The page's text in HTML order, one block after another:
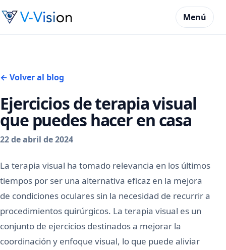
Menú
← Volver al blog
Ejercicios de terapia visual
que puedes hacer en casa
22 de abril de 2024
La terapia visual ha tomado relevancia en los últimos
tiempos por ser una alternativa eficaz en la mejora
de condiciones oculares sin la necesidad de recurrir a
procedimientos quirúrgicos. La terapia visual es un
conjunto de ejercicios destinados a mejorar la
coordinación y enfoque visual, lo que puede aliviar